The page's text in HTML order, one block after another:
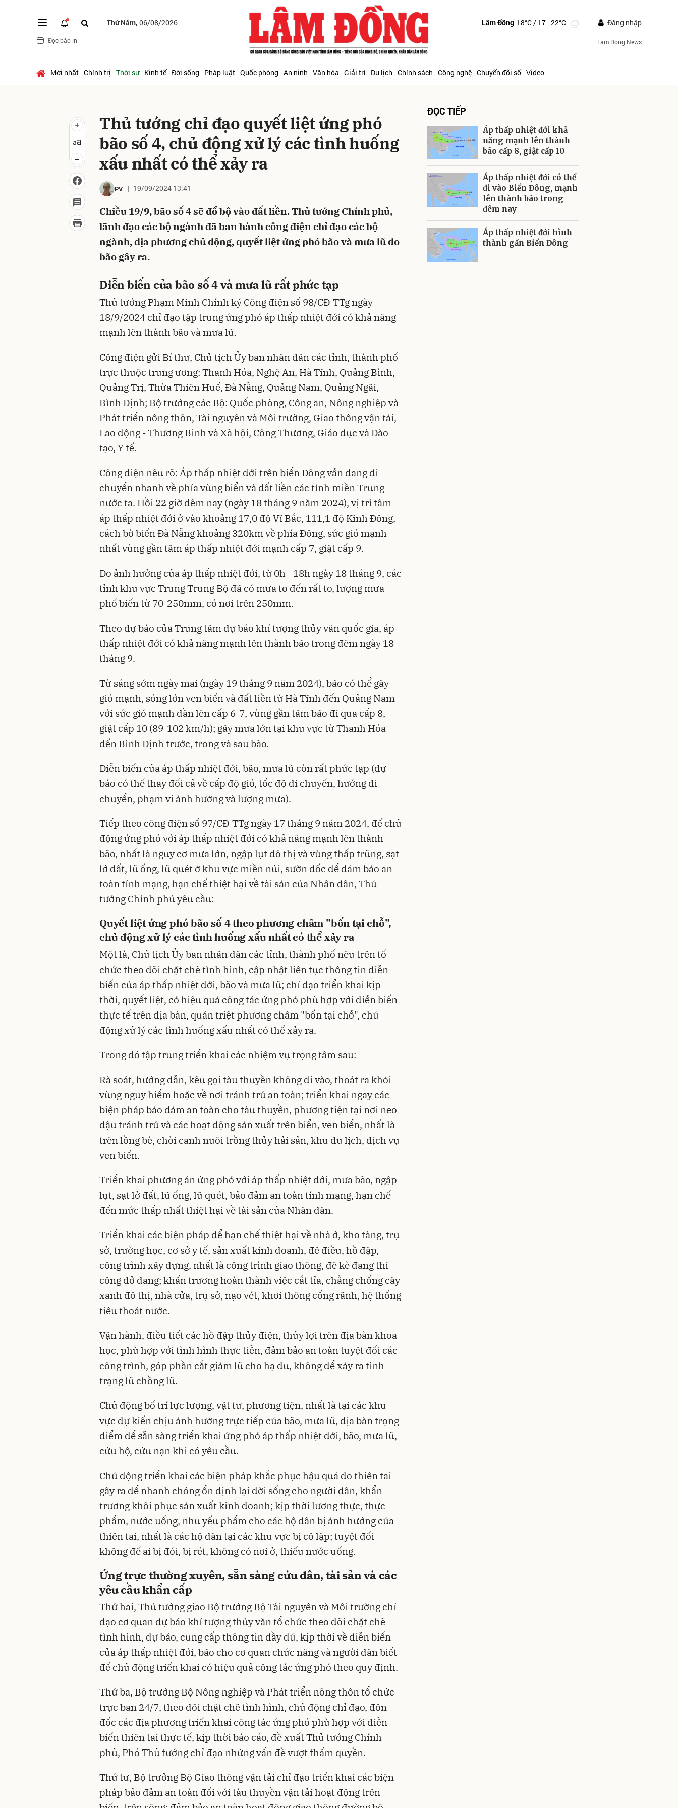
Thứ Năm, 06/08/2026
Đọc báo in
Lâm Đồng 18°C/ 17 - 22°C Đăng nhập
Lam Dong News
Mới nhất Chính trị Thời sự Kinh tế Đời sống Pháp luật Quốc phòng - An ninh Văn hóa - Giải trí Du lịch Chính sách Công nghệ - Chuyển đổi số Video
Thủ tướng chỉ đạo quyết liệt ứng phó
bão số 4, chủ động xử lý các tình huống
xấu nhất có thể xảy ra
PV 19/09/2024 13:41
Chiều 19/9, bão số 4 sẽ đổ bộ vào đất liền. Thủ tướng Chính phủ,
lãnh đạo các bộ ngành đã ban hành công điện chỉ đạo các bộ
ngành, địa phương chủ động, quyết liệt ứng phó bão và mưa lũ do
bão gây ra.
Diễn biến của bão số 4 và mưa lũ rất phức tạp
Thủ tướng Phạm Minh Chính ký Công điện số 98/CĐ-TTg ngày
18/9/2024 chỉ đạo tập trung ứng phó áp thấp nhiệt đới có khả năng
mạnh lên thành bão và mưa lũ.
Công điện gửi Bí thư, Chủ tịch Ủy ban nhân dân các tỉnh, thành phố
trực thuộc trung ương: Thanh Hóa, Nghệ An, Hà Tĩnh, Quảng Bình,
Quảng Trị, Thừa Thiên Huế, Đà Nẵng, Quảng Nam, Quảng Ngãi,
Bình Định; Bộ trưởng các Bộ: Quốc phòng, Công an, Nông nghiệp và
Phát triển nông thôn, Tài nguyên và Môi trường, Giao thông vận tải,
Lao động - Thương Binh và Xã hội, Công Thương, Giáo dục và Đào
tạo, Y tế.
Công điện nêu rõ: Áp thấp nhiệt đới trên biển Đông vẫn đang di
chuyển nhanh về phía vùng biển và đất liền các tỉnh miền Trung
nước ta. Hồi 22 giờ đêm nay (ngày 18 tháng 9 năm 2024), vị trí tâm
áp thấp nhiệt đới ở vào khoảng 17,0 độ Vĩ Bắc, 111,1 độ Kinh Đông,
cách bờ biển Đà Nẵng khoảng 320km về phía Đông, sức gió mạnh
nhất vùng gần tâm áp thấp nhiệt đới mạnh cấp 7, giật cấp 9.
Do ảnh hưởng của áp thấp nhiệt đới, từ 0h - 18h ngày 18 tháng 9, các
tỉnh khu vực Trung Trung Bộ đã có mưa to đến rất to, lượng mưa
phổ biến từ 70-250mm, có nơi trên 250mm.
Theo dự báo của Trung tâm dự báo khí tượng thủy văn quốc gia, áp
thấp nhiệt đới có khả năng mạnh lên thành bão trong đêm ngày 18
tháng 9.
Từ sáng sớm ngày mai (ngày 19 tháng 9 năm 2024), bão có thể gây
gió mạnh, sóng lớn ven biển và đất liền từ Hà Tĩnh đến Quảng Nam
với sức gió mạnh dần lên cấp 6-7, vùng gần tâm bão đi qua cấp 8,
giật cấp 10 (89-102 km/h); gây mưa lớn tại khu vực từ Thanh Hóa
đến Bình Định trước, trong và sau bão.
Diễn biến của áp thấp nhiệt đới, bão, mưa lũ còn rất phức tạp (dự
báo có thể thay đổi cả về cấp độ gió, tốc độ di chuyển, hướng di
chuyển, phạm vi ảnh hưởng và lượng mưa).
Tiếp theo công điện số 97/CĐ-TTg ngày 17 tháng 9 năm 2024, để chủ
động ứng phó với áp thấp nhiệt đới có khả năng mạnh lên thành
bão, nhất là nguy cơ mưa lớn, ngập lụt đô thị và vùng thấp trũng, sạt
lở đất, lũ ống, lũ quét ở khu vực miền núi, sườn dốc để đảm bảo an
toàn tính mạng, hạn chế thiệt hại về tài sản của Nhân dân, Thủ
tướng Chính phủ yêu cầu:
Quyết liệt ứng phó bão số 4 theo phương châm "bốn tại chỗ",
chủ động xử lý các tình huống xấu nhất có thể xảy ra
Một là, Chủ tịch Ủy ban nhân dân các tỉnh, thành phố nêu trên tổ
chức theo dõi chặt chẽ tình hình, cập nhật liên tục thông tin diễn
biến của áp thấp nhiệt đới, bão và mưa lũ; chỉ đạo triển khai kịp
thời, quyết liệt, có hiệu quả công tác ứng phó phù hợp với diễn biến
thực tế trên địa bàn, quán triệt phương châm "bốn tại chỗ", chủ
động xử lý các tình huống xấu nhất có thể xảy ra.
Trong đó tập trung triển khai các nhiệm vụ trọng tâm sau:
Rà soát, hướng dẫn, kêu gọi tàu thuyền không đi vào, thoát ra khỏi
vùng nguy hiểm hoặc về nơi tránh trú an toàn; triển khai ngay các
biện pháp bảo đảm an toàn cho tàu thuyền, phương tiện tại nơi neo
đậu tránh trú và các hoạt động sản xuất trên biển, ven biển, nhất là
trên lồng bè, chòi canh nuôi trồng thủy hải sản, khu du lịch, dịch vụ
ven biển.
Triển khai phương án ứng phó với áp thấp nhiệt đới, mưa bão, ngập
lụt, sạt lở đất, lũ ống, lũ quét, bảo đảm an toàn tính mạng, hạn chế
đến mức thấp nhất thiệt hại về tài sản của Nhân dân.
Triển khai các biện pháp để hạn chế thiệt hại về nhà ở, kho tàng, trụ
sở, trường học, cơ sở y tế, sản xuất kinh doanh, đê điều, hồ đập,
công trình xây dựng, nhất là công trình giao thông, đê kè đang thi
công dở dang; khẩn trương hoàn thành việc cắt tỉa, chằng chống cây
xanh đô thị, nhà cửa, trụ sở, nạo vét, khơi thông cống rãnh, hệ thống
tiêu thoát nước.
Vận hành, điều tiết các hồ đập thủy điện, thủy lợi trên địa bàn khoa
học, phù hợp với tình hình thực tiễn, đảm bảo an toàn tuyệt đối các
công trình, góp phần cắt giảm lũ cho hạ du, không để xảy ra tình
trạng lũ chồng lũ.
Chủ động bố trí lực lượng, vật tư, phương tiện, nhất là tại các khu
vực dự kiến chịu ảnh hưởng trực tiếp của bão, mưa lũ, địa bàn trọng
điểm để sẵn sàng triển khai ứng phó áp thấp nhiệt đới, bão, mưa lũ,
cứu hộ, cứu nạn khi có yêu cầu.
Chủ động triển khai các biện pháp khắc phục hậu quả do thiên tai
gây ra để nhanh chóng ổn định lại đời sống cho người dân, khẩn
trương khôi phục sản xuất kinh doanh; kịp thời lương thực, thực
phẩm, nước uống, nhu yếu phẩm cho các hộ dân bị ảnh hưởng của
thiên tai, nhất là các hộ dân tại các khu vực bị cô lập; tuyệt đối
không để ai bị đói, bị rét, không có nơi ở, thiếu nước uống.
Ứng trực thường xuyên, sẵn sàng cứu dân, tài sản và các
yêu cầu khẩn cấp
Thứ hai, Thủ tướng giao Bộ trưởng Bộ Tài nguyên và Môi trường chỉ
đạo cơ quan dự báo khí tượng thủy văn tổ chức theo dõi chặt chẽ
tình hình, dự báo, cung cấp thông tin đầy đủ, kịp thời về diễn biến
của áp thấp nhiệt đới, bão cho cơ quan chức năng và người dân biết
để chủ động triển khai có hiệu quả công tác ứng phó theo quy định.
Thứ ba, Bộ trưởng Bộ Nông nghiệp và Phát triển nông thôn tổ chức
trực ban 24/7, theo dõi chặt chẽ tình hình, chủ động chỉ đạo, đôn
đốc các địa phương triển khai công tác ứng phó phù hợp với diễn
biến thiên tai thực tế, kịp thời báo cáo, đề xuất Thủ tướng Chính
phủ, Phó Thủ tướng chỉ đạo những vấn đề vượt thẩm quyền.
Thứ tư, Bộ trưởng Bộ Giao thông vận tải chỉ đạo triển khai các biện
pháp bảo đảm an toàn đối với tàu thuyền vận tải hoạt động trên
ĐỌC TIẾP
Áp thấp nhiệt đới khả
năng mạnh lên thành
bão cấp 8, giật cấp 10
Áp thấp nhiệt đới có thể
đi vào Biển Đông, mạnh
lên thành bão trong
đêm nay
Áp thấp nhiệt đới hình
thành gần Biển Đông
Gửi bình luận
Gửi